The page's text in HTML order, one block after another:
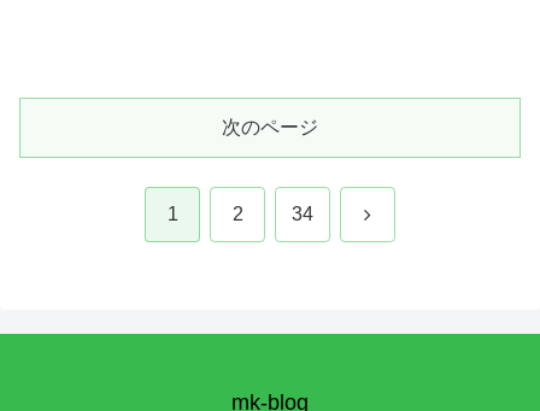
次のページ
1 2 34 次
mk-blog